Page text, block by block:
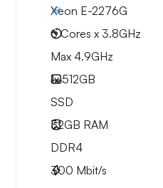
Xeon E-2276G
6 Cores x 3.8GHz
Max 4.9GHz
1x512GB
SSD
32GB RAM
DDR4
300 Mbit/s